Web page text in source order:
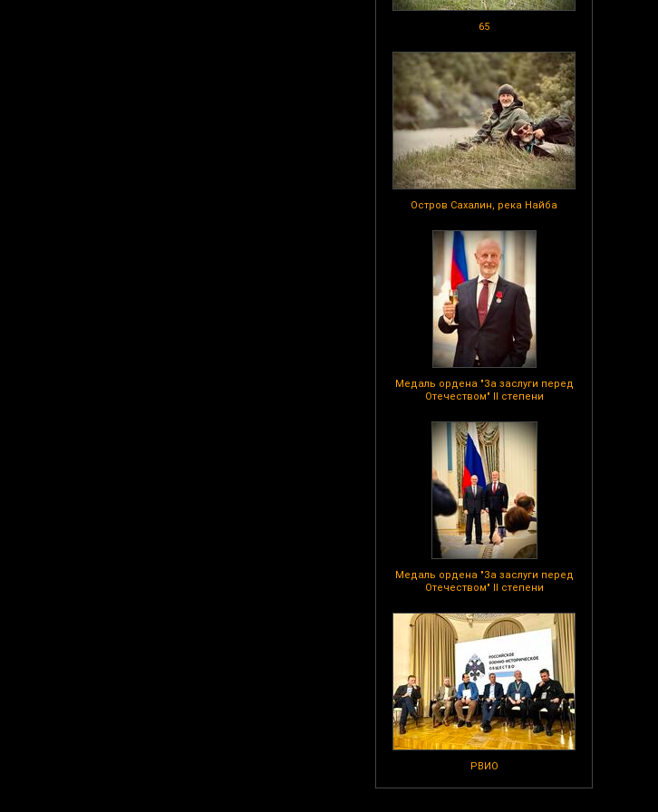
65
Остров Сахалин, река Найба
Медаль ордена "За заслуги перед
Отечеством" II степени
Медаль ордена "За заслуги перед
Отечеством" II степени
РВИО